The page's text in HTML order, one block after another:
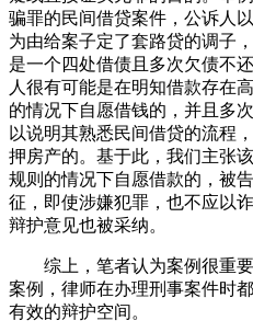
骗罪的民间借贷案件，公诉人
为由给案子定了套路贷的调子
是一个四处借债且多次欠债不
人很有可能是在明知借款存在
的情况下自愿借钱的，并且多
以说明其熟悉民间借贷的流程
押房产的。基于此，我们主张
规则的情况下自愿借款的，被
征，即使涉嫌犯罪，也不应以
辩护意见也被采纳。
综上，笔者认为案例很重要
案例，律师在办理刑事案件时
有效的辩护空间。